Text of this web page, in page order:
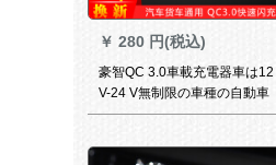
￥ 280 円(税込)
豪智QC 3.0車載充電器車は12
V-24 V無制限の車種の自動車
トラック通用シガライターを
フラッシュしてQC 3.0に充電